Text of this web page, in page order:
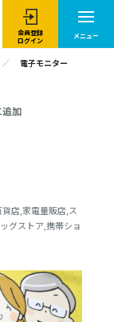
会員登録
ログイン
メニュー
電子モニター
追加
店,家電量販店,ス
グストア,携帯ショ